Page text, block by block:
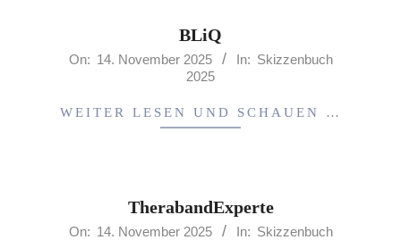
BLiQ
2025-
On: 14. November 2025 In: Skizzenbuch
2025
WEITER LESEN UND SCHAUEN …
TherabandExperte
2025-
On: 14. November 2025 In: Skizzenbuch